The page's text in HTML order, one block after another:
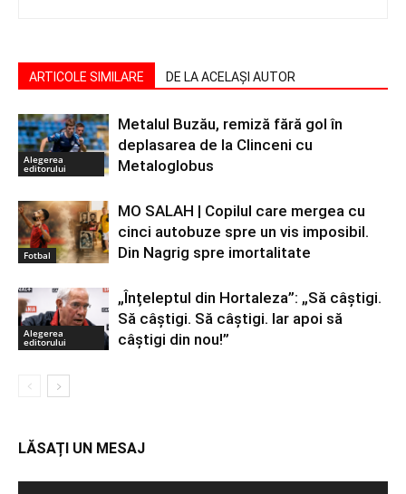
ARTICOLE SIMILARE DE LA ACELAȘI AUTOR
Alegerea
editorului
Metalul Buzău, remiză fără gol în
deplasarea de la Clinceni cu
Metaloglobus
Fotbal
MO SALAH | Copilul care mergea cu
cinci autobuze spre un vis imposibil.
Din Nagrig spre imortalitate
Alegerea
editorului
„Înțeleptul din Hortaleza”: „Să câștigi.
Să câștigi. Să câștigi. Iar apoi să
câștigi din nou!”
LĂSAȚI UN MESAJ